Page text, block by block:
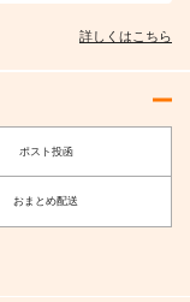
詳しくはこちら
ポスト投函
おまとめ配送